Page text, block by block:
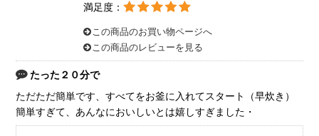
満足度：
この商品のお買い物ページへ
この商品のレビューを見る
たった２０分で
ただただ簡単です、すべてをお釜に入れてスタート（早炊き）
簡単すぎて、あんなにおいしいとは嬉しすぎました・